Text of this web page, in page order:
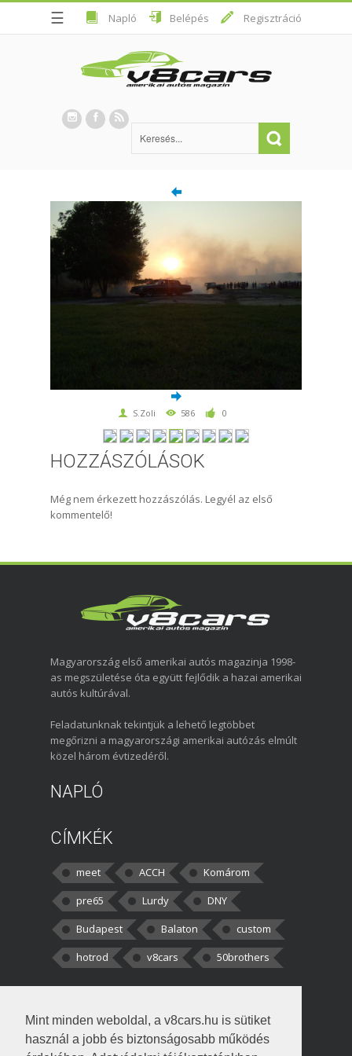
Mint minden weboldal, a v8cars.hu is sütiket
használ a jobb és biztonságosabb működés
☰ Napló Belépés Regisztráció
S.Zoli 586 0
HOZZÁSZÓLÁSOK
Még nem érkezett hozzászólás. Legyél az első
kommentelő!
Magyarország első amerikai autós magazinja 1998-
as megszületése óta együtt fejlődik a hazai amerikai
autós kultúrával.
Feladatunknak tekintjük a lehető legtöbbet
megőrizni a magyarországi amerikai autózás elmúlt
közel három évtizedéről.
NAPLÓ
CÍMKÉK
meet ACCH
Komárom
pre65
Lurdy
DNY
Budapest
Balaton
custom
hotrod
v8cars 50brothers
kortisz:Elszúrtam! Én csak két
darabbaal számoltam. Nem tudtam, hogy fél autót,